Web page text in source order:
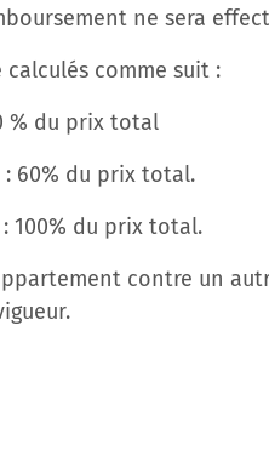
ne sera
comme suit :
% du prix total
60% du prix total.
100% du prix total.
contre un